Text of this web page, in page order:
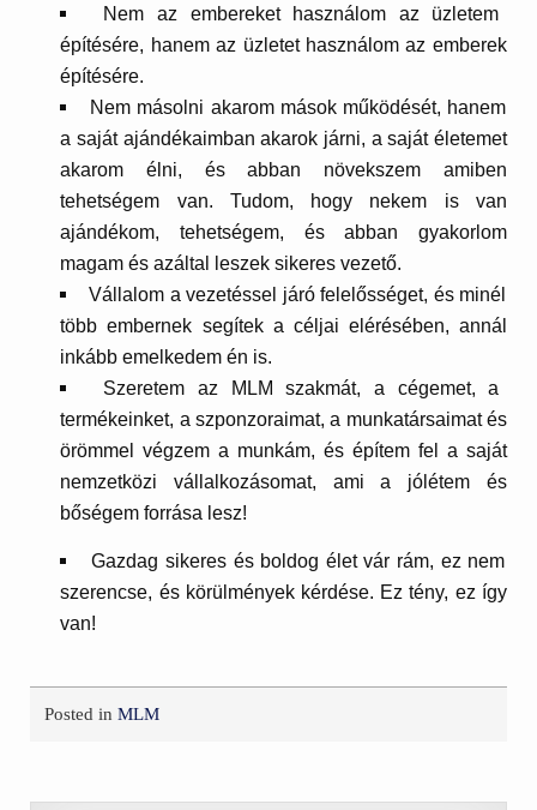
Nem az embereket használom az üzletem
építésére, hanem az üzletet használom az emberek
építésére.
Nem másolni akarom mások működését, hanem
a saját ajándékaimban akarok járni, a saját életemet
akarom élni, és abban növekszem amiben
tehetségem van. Tudom, hogy nekem is van
ajándékom, tehetségem, és abban gyakorlom
magam és azáltal leszek sikeres vezető.
Vállalom a vezetéssel járó felelősséget, és minél
több embernek segítek a céljai elérésében, annál
inkább emelkedem én is.
Szeretem az MLM szakmát, a cégemet, a
termékeinket, a szponzoraimat, a munkatársaimat és
örömmel végzem a munkám, és építem fel a saját
nemzetközi vállalkozásomat, ami a jólétem és
bőségem forrása lesz!
Gazdag sikeres és boldog élet vár rám, ez nem
szerencse, és körülmények kérdése. Ez tény, ez így
van!
Posted inMLM